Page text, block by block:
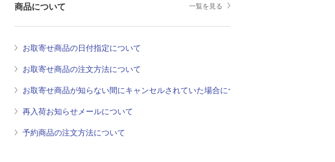
商品について 一覧を見る
お取寄せ商品の日付指定について
お取寄せ商品の注文方法について
お取寄せ商品が知らない間にキャンセルされていた場合について
再入荷お知らせメールについて
予約商品の注文方法について